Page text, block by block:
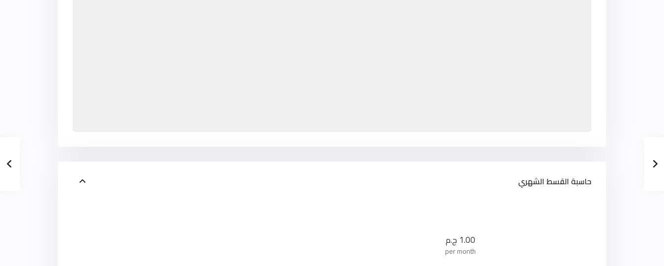
حاسبة القسط الشهري
1.00 ج.م
per month